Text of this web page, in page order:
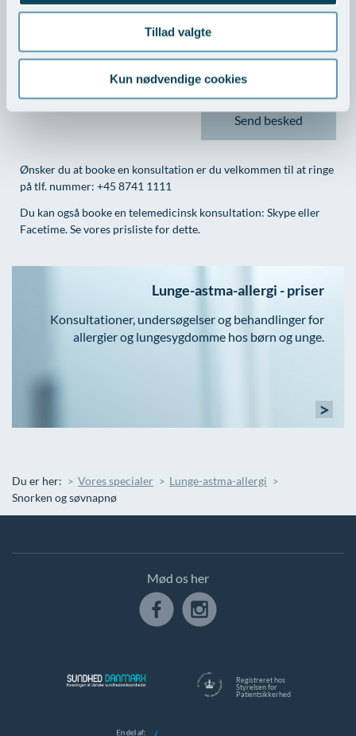
Tillad valgte
Kun nødvendige cookies
Ønsker du at booke en konsultation er du velkommen til at ringe
på tlf. nummer: +45 8741 1111
Du kan også booke en telemedicinsk konsultation: Skype eller
Facetime. Se vores prisliste for dette.
Lunge-astma-allergi - priser
Konsultationer, undersøgelser og behandlinger for
allergier og lungesygdomme hos børn og unge.
>
Du er her: Vores specialer
Lunge-astma-allergi
Snorken og søvnapnø
Registreret hos
Styrelsen for
Patientsikkerhed
Mød os her